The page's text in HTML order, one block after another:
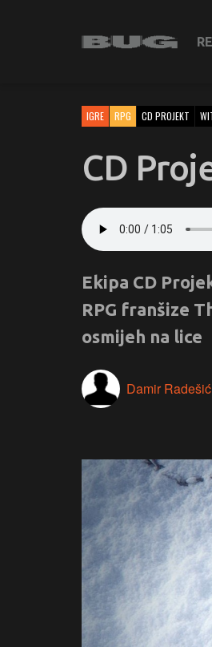
IGRE RPG CD PROJEKT
CD
Ekipa CD
RPG franšize
osmijeh na lice
Damir Radešić